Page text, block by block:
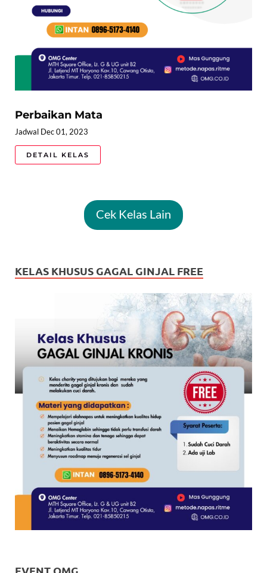
Perbaikan Mata
Jadwal Dec 01, 2023
DETAIL KELAS
Cek Kelas Lain
KELAS KHUSUS GAGAL GINJAL FREE